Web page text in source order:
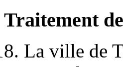
Traitement
La ville de